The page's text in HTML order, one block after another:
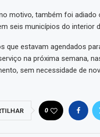
motivo, também foi adiado
seis municípios do interior
que estavam agendados
na próxima semana,
sem necessidade de
0